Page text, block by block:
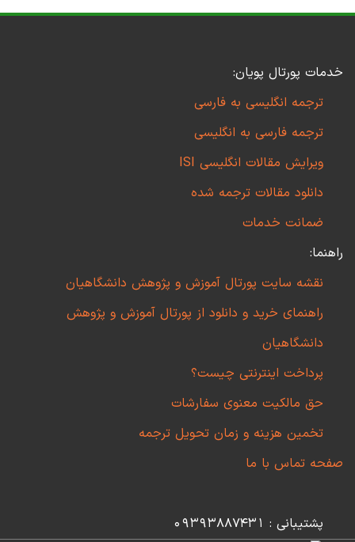
خدمات پورتال پویان:
ترجمه انگلیسی به فارسی
ترجمه فارسی به انگلیسی
ویرایش مقالات انگلیسی ISI
دانلود مقالات ترجمه شده
ضمانت خدمات
راهنما:
نقشه سایت پورتال آموزش و پژوهش دانشگاهیان
راهنمای خرید و دانلود از پورتال آموزش و پژوهش
دانشگاهیان
پرداخت اینترنتی چیست؟
حق مالکیت معنوی سفارشات
تخمین هزینه و زمان تحویل ترجمه
صفحه تماس با ما
پشتیبانی : 09393887431